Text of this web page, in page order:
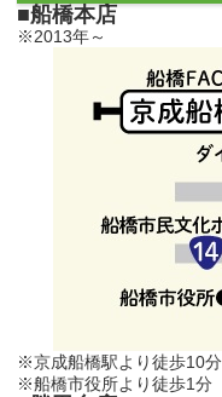
■船橋本店
※2013年～
※京成船橋駅より徒歩10分
※船橋市役所より徒歩1分